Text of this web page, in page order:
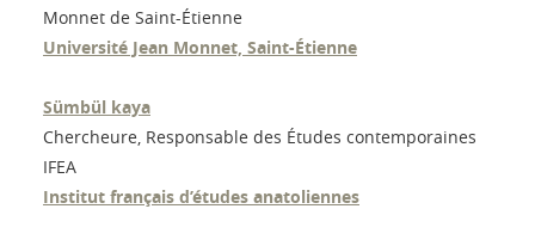
Monnet de Saint-Étienne
Université Jean Monnet, Saint-Étienne
Sümbül kaya
Chercheure, Responsable des Études contemporaines
IFEA
Institut français d’études anatoliennes